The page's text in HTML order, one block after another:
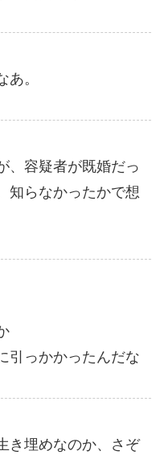
。
、容疑者が既婚だっ
知らなかったかで想
引っかかったんだな
き埋めなのか、さぞ